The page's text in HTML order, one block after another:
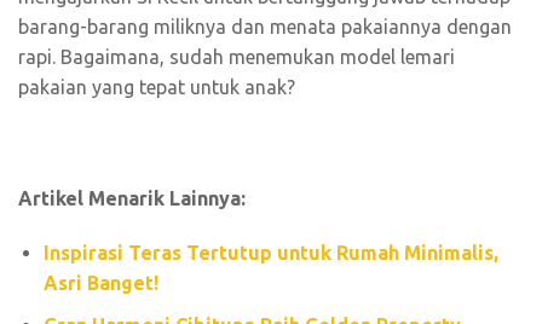
barang-barang miliknya dan menata pakaiannya dengan
rapi. Bagaimana, sudah menemukan model lemari
pakaian yang tepat untuk anak?
Artikel Menarik Lainnya:
Inspirasi Teras Tertutup untuk Rumah Minimalis,
Asri Banget!